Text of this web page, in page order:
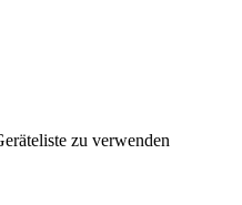
zu verwenden